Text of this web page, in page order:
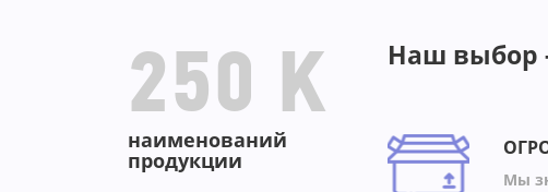
250 K
наименований
продукции
Наш выбор
Мы